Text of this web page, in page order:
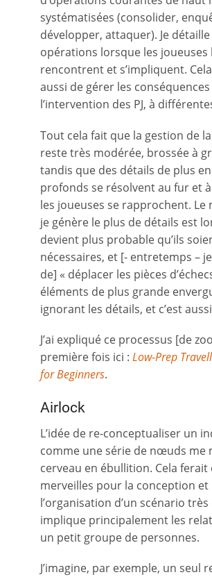
systématisées (consolider,
développer, attaquer). Je détaille
opérations lorsque les joueuses
rencontrent et s’impliquent.
aussi de gérer les
l’intervention des PJ, à
Tout cela fait que la gestion de
reste très modérée, brossée à
tandis que des détails de plus
profonds se résolvent au fur et
les joueuses se rapprochent. Le
je génère le plus de détails est
devient plus probable qu’ils
nécessaires, et [- entretemps –
de] « déplacer les pièces
éléments de plus grande
ignorant les détails, et c’est
J’ai expliqué ce processus [de
première fois ici : Low-Prep
for Beginners.
Airlock
L’idée de re-conceptualiser un
comme une série de nœuds me
cerveau en ébullition. Cela ferait
merveilles pour la conception et
l’organisation d’un scénario
implique principalement les
un petit groupe de personnes.
J’imagine, par exemple, un seul